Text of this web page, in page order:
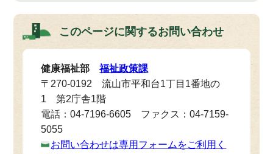
このページに関するお問い合わせ
健康福祉部福祉政策課
〒270-0192 流山市平和台1丁目1番地の
1 第2庁舎1階
電話：04-7196-6605 ファクス：04-7159-
5055
お問い合わせは専用フォームをご利用く